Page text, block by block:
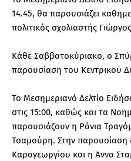
14.45, θα παρουσιάζει
πολιτικός σχολιαστής
Κάθε Σαββατοκύριακο, ο
παρουσίαση του Κεντρικού
Το Μεσημεριανό Δελτίο
στις 15:00, καθώς και τα
παρουσιάζουν η Ράνια
Τσαμούρη. Στην παρουσίαση
Καραγεωργίου και η Άννα